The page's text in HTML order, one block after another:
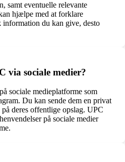
samt eventuelle relevante
hjælpe med at forklare
information du kan give, desto
via sociale medier?
sociale medieplatforme som
Du kan sende dem en privat
deres offentlige opslag. UPC
på sociale medier